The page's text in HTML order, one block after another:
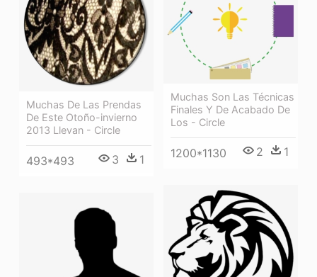
Muchas De Las Prendas
De Este Otoño-invierno
2013 Llevan - Circle
493*493 3 1
Muchas Son Las Técnicas
Finales Y De Acabado De
Los - Circle
1200*1130 2 1